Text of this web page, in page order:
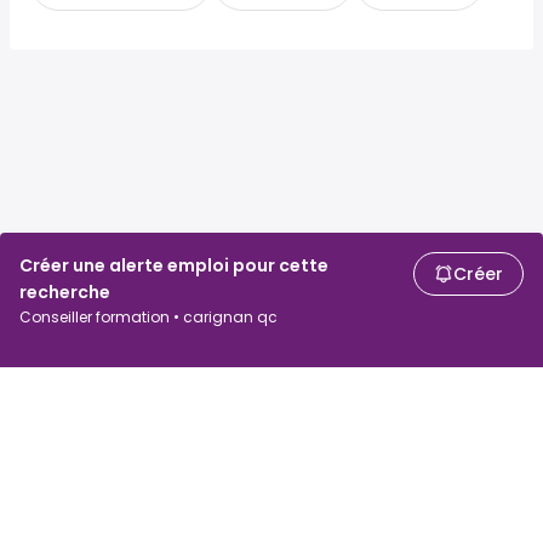
Créer une alerte emploi pour cette
recherche
Conseiller formation • carignan qc
Créer